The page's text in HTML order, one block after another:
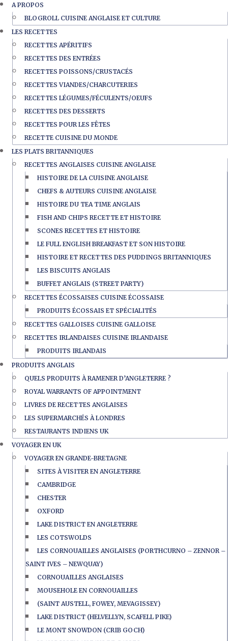
A PROPOS
BLOGROLL CUISINE ANGLAISE ET CULTURE
LES RECETTES
RECETTES APÉRITIFS
RECETTES DES ENTRÉES
RECETTES POISSONS/CRUSTACÉS
RECETTES VIANDES/CHARCUTERIES
RECETTES LÉGUMES/FÉCULENTS/OEUFS
RECETTES DES DESSERTS
RECETTES POUR LES FÊTES
RECETTE CUISINE DU MONDE
LES PLATS BRITANNIQUES
RECETTES ANGLAISES CUISINE ANGLAISE
HISTOIRE DE LA CUISINE ANGLAISE
CHEFS & AUTEURS CUISINE ANGLAISE
HISTOIRE DU TEA TIME ANGLAIS
FISH AND CHIPS RECETTE ET HISTOIRE
SCONES RECETTES ET HISTOIRE
LE FULL ENGLISH BREAKFAST ET SON HISTOIRE
HISTOIRE ET RECETTES DES PUDDINGS BRITANNIQUES
LES BISCUITS ANGLAIS
BUFFET ANGLAIS (STREET PARTY)
RECETTES ÉCOSSAISES CUISINE ÉCOSSAISE
PRODUITS ÉCOSSAIS ET SPÉCIALITÉS
RECETTES GALLOISES CUISINE GALLOISE
RECETTES IRLANDAISES CUISINE IRLANDAISE
PRODUITS IRLANDAIS
PRODUITS ANGLAIS
QUELS PRODUITS À RAMENER D’ANGLETERRE ?
ROYAL WARRANTS OF APPOINTMENT
LIVRES DE RECETTES ANGLAISES
LES SUPERMARCHÉS À LONDRES
RESTAURANTS INDIENS UK
VOYAGER EN UK
VOYAGER EN GRANDE-BRETAGNE
SITES À VISITER EN ANGLETERRE
CAMBRIDGE
CHESTER
OXFORD
LAKE DISTRICT EN ANGLETERRE
LES COTSWOLDS
LES CORNOUAILLES ANGLAISES (PORTHCURNO – ZENNOR –
SAINT IVES – NEWQUAY)
CORNOUAILLES ANGLAISES
MOUSEHOLE EN CORNOUAILLES
(SAINT AUSTELL, FOWEY, MEVAGISSEY)
LAKE DISTRICT (HELVELLYN, SCAFELL PIKE)
LE MONT SNOWDON (CRIB GOCH)